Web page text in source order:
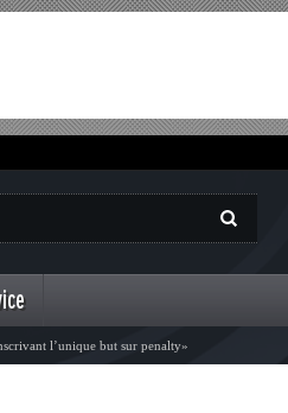
l’unique but sur penalty»